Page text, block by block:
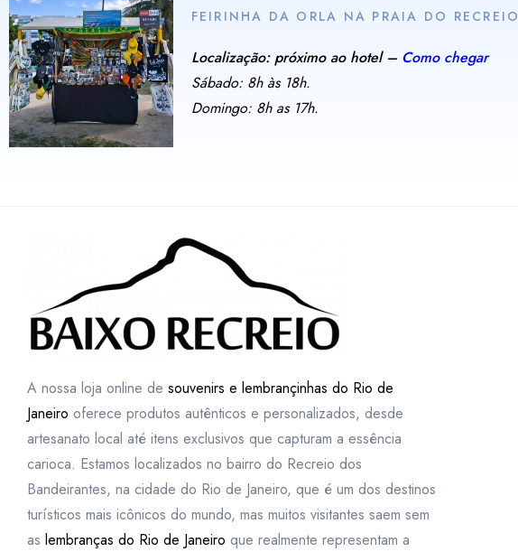
FEIRINHA DA ORLA NA PRAIA DO RECREIO
Localização: próximo ao hotel – Como chegar
Sábado: 8h às 18h.
Domingo: 8h as 17h.
A nossa loja online de souvenirs e lembrançinhas do Rio de
Janeiro oferece produtos autênticos e personalizados, desde
artesanato local até itens exclusivos que capturam a essência
carioca. Estamos localizados no bairro do Recreio dos
Bandeirantes, na cidade do Rio de Janeiro, que é um dos destinos
turísticos mais icônicos do mundo, mas muitos visitantes saem sem
as lembranças do Rio de Janeiro que realmente representam a